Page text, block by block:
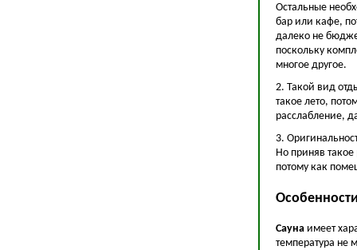
Остальные
бар или кафе,
далеко не
поскольку
многое другое.
2. Такой вид
такое лето,
расслабление,
3.
Но приняв
потому как
Сауна имеет
температура не